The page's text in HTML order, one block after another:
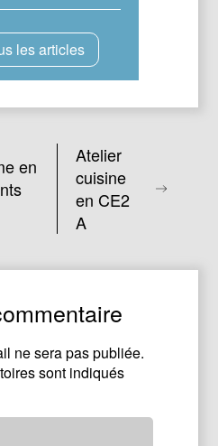
les articles
en
Atelier
cuisine
en CE2
A
ne sera pas publiée.
sont indiqués